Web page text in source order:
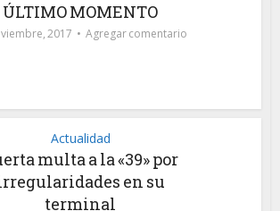
ÚLTIMO MOMENTO
2017 Agregar comentario
Actualidad
multa a la «39» por
en su
terminal